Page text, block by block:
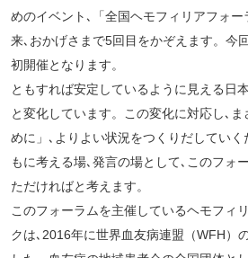
めのイベント､「全国ヘモフィリアフォ
来､おかげさまで5回目をかぞえます。今
初開催となります。
ともすれば安定しているように見える日
と変化しています。この変化に対応し､
めに」､よりよい状況をつくりだしていく
もに考える場､発言の場として､このフォ
ただければと考えます。
このフォーラムを主催しているヘモフィ
クは､2016年に世界血友病連盟（WFH）